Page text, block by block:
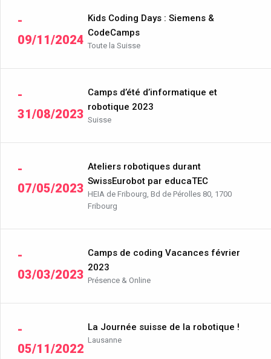
-
09/11/2024
Kids Coding Days : Siemens &
CodeCamps
Toute la Suisse
-
31/08/2023
Camps d’été d’informatique et
robotique 2023
Suisse
-
07/05/2023
Ateliers robotiques durant
SwissEurobot par educaTEC
HEIA de Fribourg, Bd de Pérolles 80, 1700
Fribourg
-
03/03/2023
Camps de coding Vacances février
2023
Présence & Online
-
05/11/2022
La Journée suisse de la robotique !
Lausanne